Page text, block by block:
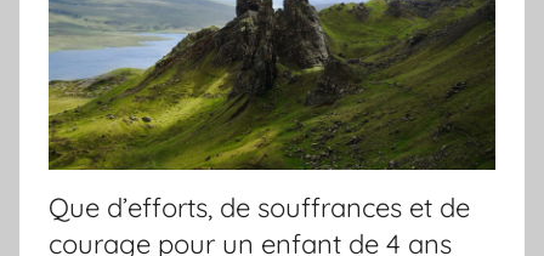
Que d’efforts, de souffrances et de
courage pour un enfant de 4 ans